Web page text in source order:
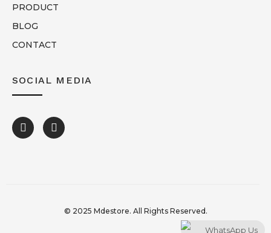
PRODUCT
BLOG
CONTACT
SOCIAL MEDIA
© 2025 Mdestore. All Rights Reserved.
WhatsApp Us